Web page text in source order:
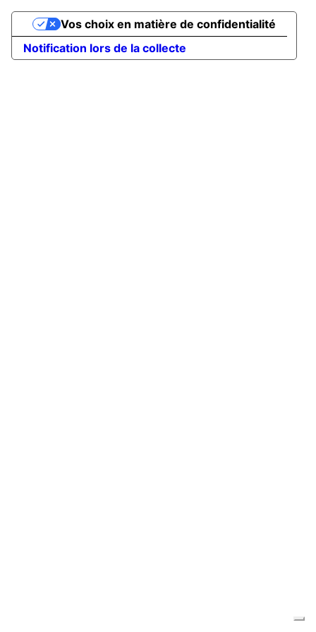
Notification lors de la collecte
Vos choix en matière de confidentialité